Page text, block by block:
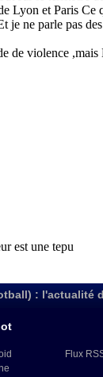
: l'actualité
Flux